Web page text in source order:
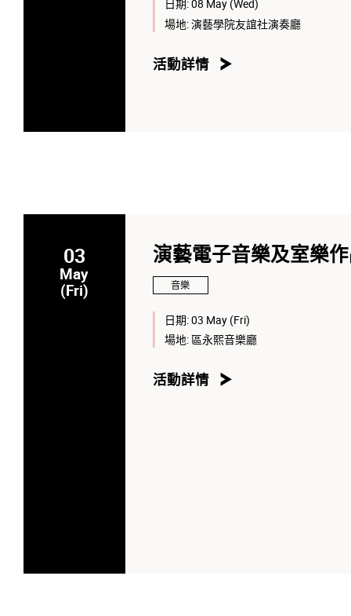
日期:08 May (Wed)
場地:演藝學院友誼社演奏廳
活動詳情
03
May
(Fri)
演藝電子音樂及室樂
音樂
日期:03 May (Fri)
場地:區永熙音樂廳
活動詳情